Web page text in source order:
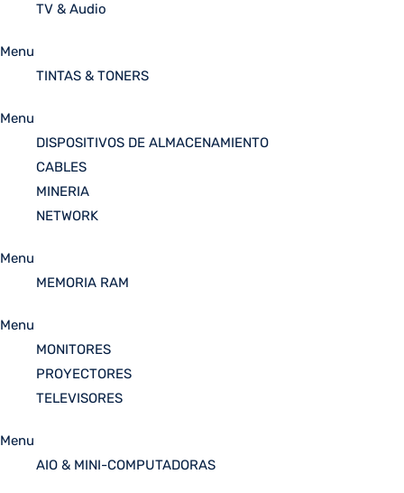
TV & Audio
Menu
TINTAS & TONERS
Menu
DISPOSITIVOS DE ALMACENAMIENTO
CABLES
MINERIA
NETWORK
Menu
MEMORIA RAM
Menu
MONITORES
PROYECTORES
TELEVISORES
Menu
AIO & MINI-COMPUTADORAS